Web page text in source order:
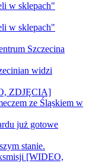
w sklepach"
w sklepach"
Szczecina
widzi
ZDJĘCIA]
ze Śląskiem w
już gotowe
stanie.
[WIDEO,